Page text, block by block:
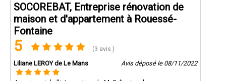
SOCOREBAT, Entreprise rénovation de
maison et d'appartement à Rouessé-
Fontaine
5 (3 avis )
Liliane LEROY de Le Mans Avis déposé le 08/11/2022